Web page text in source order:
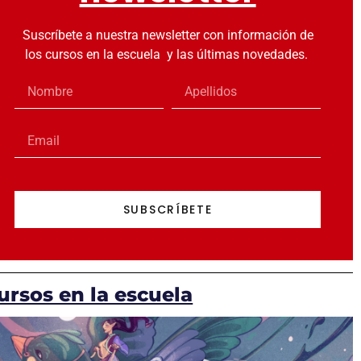
Suscríbete a nuestra newsletter con información de
los cursos en la escuela y las últimas novedades.
SUBSCRÍBETE
en la escuela